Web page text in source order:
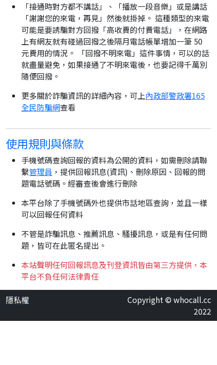
「接通時對方都不講話」、「播放一段音樂」或是講話
「謝謝您的來電，再見」然後就掛掉。 這種類型的來電
可能是要誘騙對方回撥「高收費的付費電話」，在網路
上有網友就有碰過回撥之後隔月電話帳單增加一筆 50
元費用的情況。 「回撥不明來電」這件事情，可以的話
就盡量避免，如果接通了不明來電後，也要記得千萬別
隨便回撥。
更多關於詐騙資訊的詳細內容，可上內政部警政署165
全民防騙網查看
使用規則與條款
手機號碼查詢回報的資料為公開的資料，如需刪除請聯
繫管理員 ，提供回報訊息(資訊)、刪除原因、回報的問
題電話號碼。經審查後會進行刪除
本平台除了手機號碼外也提供市話地區查詢，並且一樣
可以回報任何資料
不管是詐騙訊息、推薦訊息、騷擾訊息，或是有任何問
題，皆可在此匿名提出。
本站聲明任何回報訊息及刊登資訊皆由第三方提供，本
平台不負任何法律責任
隱私權
Copyright © whocall.cc
2022